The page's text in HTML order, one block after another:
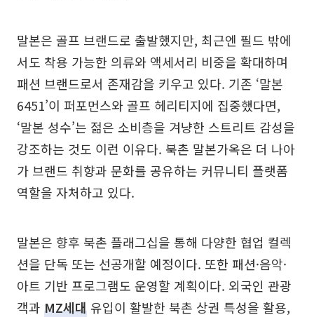
말본은 골프 브랜드로 출발했지만, 최근엔 필드 밖에
서도 착용 가능한 의류와 액세서리 비중을 확대하며
패션 브랜드로서 존재감을 키우고 있다. 기존 ‘말본
6451’이 퍼포먼스와 골프 헤리티지에 집중했다면,
‘말본 성수’는 젊은 소비층을 겨냥한 스트리트 감성을
강조하는 것도 이런 이유다. 북촌 말본가옥은 더 나아
가 브랜드 취향과 문화를 공유하는 커뮤니티 플랫폼
역할을 자처하고 있다.
말본은 향후 북촌 플래그십을 통해 다양한 협업 컬렉
션을 단독 또는 선공개할 예정이다. 또한 패션·음악·
아트 기반 프로그램도 운영할 계획이다. 외국인 관광
객과 MZ세대 유입이 활발한 북촌 상권 특성을 활용,